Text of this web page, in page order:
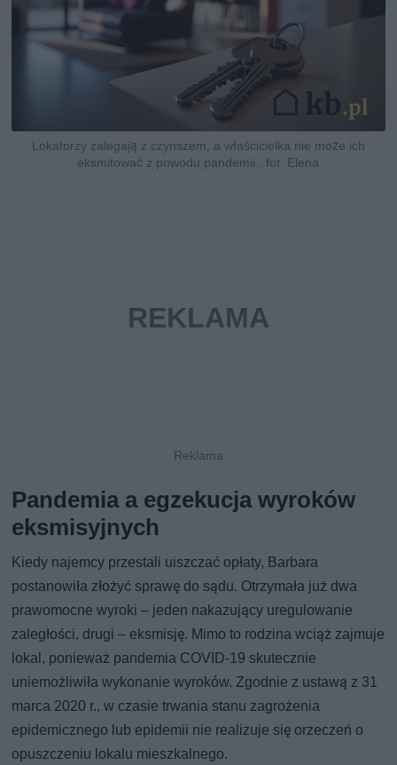
Lokatorzy zalegają z czynszem, a właścicielka nie może ich
eksmitować z powodu pandemii., fot. Elena
Pandemia a egzekucja wyroków
eksmisyjnych
Kiedy najemcy przestali uiszczać opłaty, Barbara
postanowiła złożyć sprawę do sądu. Otrzymała już dwa
prawomocne wyroki – jeden nakazujący uregulowanie
zaległości, drugi – eksmisję. Mimo to rodzina wciąż zajmuje
lokal, ponieważ pandemia COVID-19 skutecznie
uniemożliwiła wykonanie wyroków. Zgodnie z ustawą z 31
marca 2020 r., w czasie trwania stanu zagrożenia
epidemicznego lub epidemii nie realizuje się orzeczeń o
opuszczeniu lokalu mieszkalnego.